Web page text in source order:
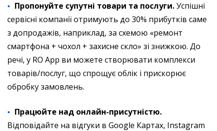
Пропонуйте супутні товари та послуги.Успішні
сервісні компанії отримують до 30% прибутків саме
з допродажів, наприклад, за схемою «ремонт
смартфона + чохол + захисне скло» зі знижкою. До
речі, у RO App ви можете створювати комплекси
товарів/послуг, що спрощує облік і прискорює
обробку замовлень.
Працюйте над онлайн-присутністю.
Відповідайте на відгуки в Google Картах, Instagram